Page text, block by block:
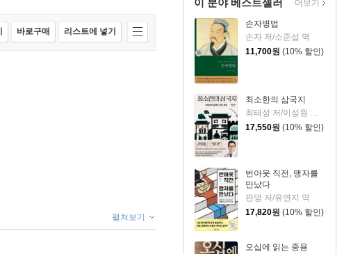
이 분야 베스트셀러
손자병법
손자 저/소준섭 역
11,700원 (10% 할인)
최소한의 삼국지
최태성 저/이성원 감수
17,550원 (10% 할인)
번아웃 직전, 맹자를
만났다
판덩 저/유연지 역
17,820원 (10% 할인)
오십에 읽는 중용
더보기
바로구매 리스트에 넣기
펼쳐보기